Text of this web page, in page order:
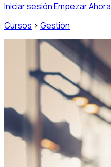
Iniciar sesiónEmpezar Ahora
Cursos > Gestión